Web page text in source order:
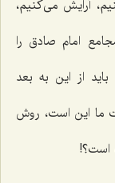
آرایش می‌كنیم،
امام صادق را
از این به بعد
ما این است، روش
است؟!